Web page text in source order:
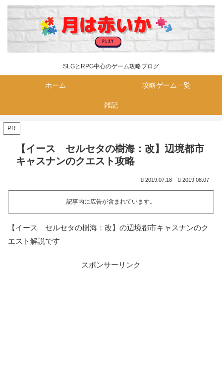
SLGとRPG中心のゲーム攻略ブログ
ホーム 攻略ゲーム一覧
雑記
PR
【イース セルセタの樹海：改】辺境都市
キャスナンのクエスト攻略
2019.07.18 2019.08.07
記事内に広告が含まれています。
【イース セルセタの樹海：改】の辺境都市キャスナンのク
エスト解説です
スポンサーリンク